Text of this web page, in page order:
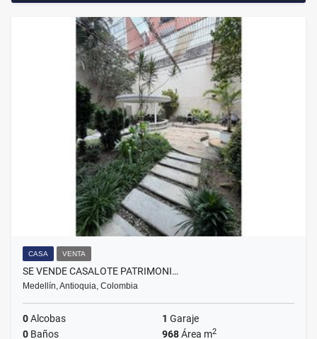
CASA VENTA
SE VENDE CASALOTE PATRIMONI…
Medellín, Antioquia, Colombia
0Alcobas 1 Garaje
0 Baños 968Área m2